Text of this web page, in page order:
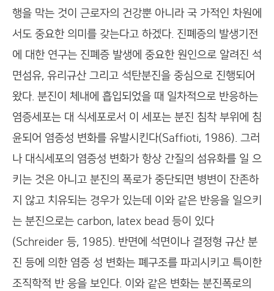
행을 막는 것이 근로자의 건강뿐 아니라 국 가적인 차원에
서도 중요한 의미를 갖는다고 하겠다. 진폐증의 발생기전
에 대한 연구는 진폐증 발생에 중요한 원인으로 알려진 석
면섬유, 유리규산 그리고 석탄분진을 중심으로 진행되어
왔다. 분진이 체내에 흡입되었을 때 일차적으로 반응하는
염증세포는 대 식세포로서 이 세포는 분진 침착 부위에 침
윤되어 염증성 변화를 유발시킨다(Saffioti, 1986). 그러
나 대식세포의 염증성 변화가 항상 간질의 섬유화를 일 으
키는 것은 아니고 분진의 폭로가 중단되면 병변이 잔존하
지 않고 치유되는 경우가 있는데 이와 같은 반응을 일으키
는 분진으로는 carbon, latex bead 등이 있다
(Schreider 등, 1985). 반면에 석면이나 결정형 규산 분
진 등에 의한 염증 성 변화는 폐구조를 파괴시키고 특이한
조직학적 반 응을 보인다. 이와 같은 변화는 분진폭로의